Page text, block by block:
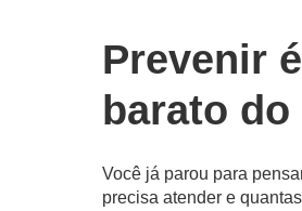
Prevenir
barato
Você já parou para
precisa atender e